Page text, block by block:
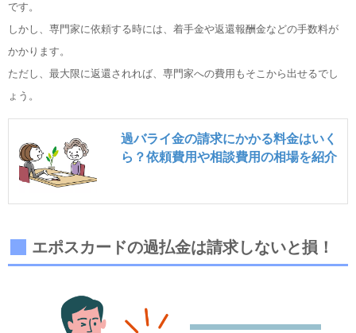
です。
しかし、専門家に依頼する時には、着手金や返還報酬金などの手数料が
かかります。
ただし、最大限に返還されれば、専門家への費用もそこから出せるでし
ょう。
過バライ金の請求にかかる料金はいく
ら？依頼費用や相談費用の相場を紹介
エポスカードの過払金は請求しないと損！